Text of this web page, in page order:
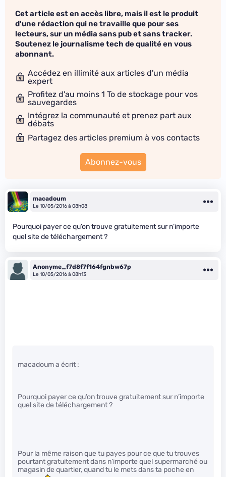
Cet article est en accès libre, mais il est le produit
d'une rédaction qui ne travaille que pour ses
lecteurs, sur un média sans pub et sans tracker.
Soutenez le journalisme tech de qualité en vous
abonnant.
Accédez en illimité aux articles d'un média
expert
Profitez d'au moins 1 To de stockage pour vos
sauvegardes
Intégrez la communauté et prenez part aux
débats
Partagez des articles premium à vos contacts
Abonnez-vous
macadoum
Le 10/05/2016 à 08h08
Pourquoi payer ce qu’on trouve gratuitement sur n’importe
quel site de téléchargement ?
Anonyme_f7d8f7f164fgnbw67p
Le 10/05/2016 à 08h13
macadoum a écrit :
Pourquoi payer ce qu’on trouve gratuitement sur n’importe
quel site de téléchargement ?
Pour la même raison que tu payes pour ce que tu trouves
pourtant gratuitement dans n’importe quel supermarché ou
magasin de quartier, quand tu le mets dans ta poche en